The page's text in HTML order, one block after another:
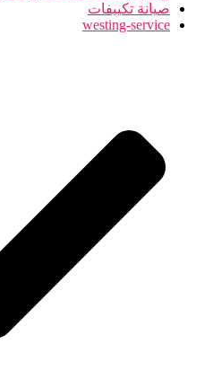
صيانة تكييفات
westing-service